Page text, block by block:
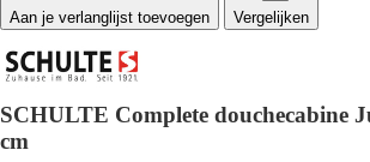
Vergelijken
SCHULTE Complete douchecabine
cm